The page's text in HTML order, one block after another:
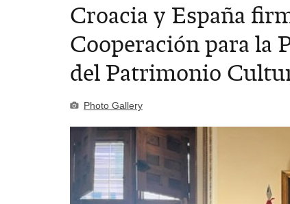
Croacia y España
Cooperación para la
del Patrimonio
Photo Gallery